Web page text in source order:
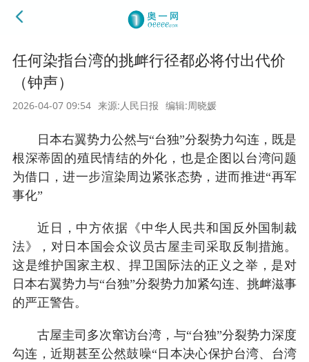
任何染指台湾的挑衅行径都必将付出代价
（钟声）
2026-04-07 09:54 来源:人民日报 编辑:周晓媛
日本右翼势力公然与“台独”分裂势力勾连，既是
根深蒂固的殖民情结的外化，也是企图以台湾问题
为借口，进一步渲染周边紧张态势，进而推进“再军
事化”
近日，中方依据《中华人民共和国反外国制裁
法》，对日本国会众议员古屋圭司采取反制措施。
这是维护国家主权、捍卫国际法的正义之举，是对
日本右翼势力与“台独”分裂势力加紧勾连、挑衅滋事
的严正警告。
古屋圭司多次窜访台湾，与“台独”分裂势力深度
勾连，近期甚至公然鼓噪“日本决心保护台湾、台湾